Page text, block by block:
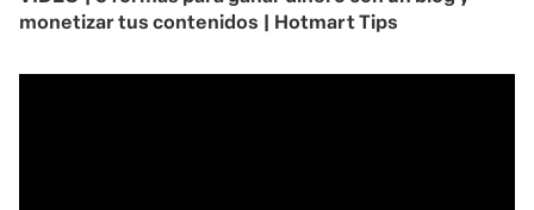
monetizar tus contenidos | Hotmart Tips